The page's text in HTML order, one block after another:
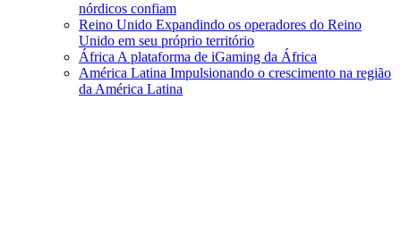
nórdicos confiam
Reino Unido Expandindo os operadores do Reino
Unido em seu próprio território
África A plataforma de iGaming da África
América Latina Impulsionando o crescimento na região
da América Latina